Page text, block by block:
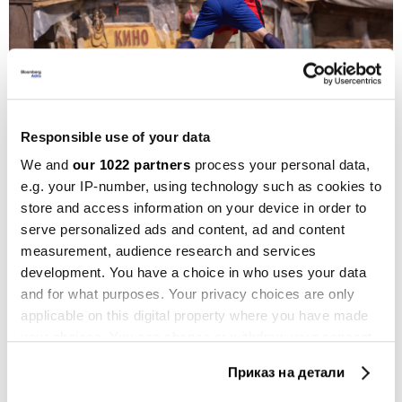
Responsible use of your data
We and our 1022 partners process your personal data,
e.g. your IP-number, using technology such as cookies to
store and access information on your device in order to
serve personalized ads and content, ad and content
measurement, audience research and services
development. You have a choice in who uses your data
and for what purposes. Your privacy choices are only
applicable on this digital property where you have made
Приказ на детали
Филмот се снима со меѓународна екипа на локации низ и околу Скопје, меѓу
кои за првпат и кај скопскиот Аквадукт
Фото: Маја Аргакијева
ББА:Какво е вашето мислење за стриминг-
платформите како нова форма на дистрибуција?
Дали сметате дека стримингот ги загрозува